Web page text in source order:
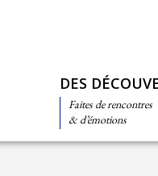
DES
Faites de rencontres
& d’émotions